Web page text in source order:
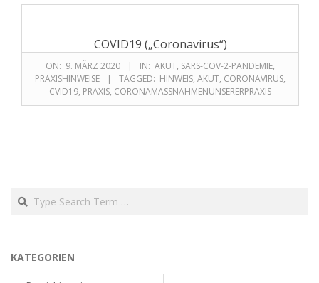
COVID19 („Coronavirus“)
ON: 9. MÄRZ 2020 IN: AKUT, SARS-COV-2-PANDEMIE,
PRAXISHINWEISE
TAGGED: HINWEIS, AKUT, CORONAVIRUS,
CVID19, PRAXIS, CORONAMASSNAHMENUNSERERPRAXIS
KATEGORIEN